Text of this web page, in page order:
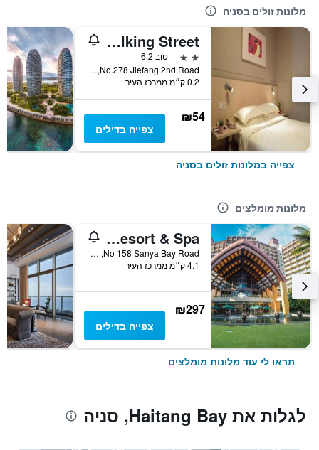
מלונות זולים בסניה
City Comfort Inn Sanya Bay Walking Street
2 כוכבים
טוב 6.2
No.278 Jiefang 2nd Road, סניה, סין
0.2 ק״מ ממרכז העיר
₪54
צפייה בדילים
צפייה במלונות זולים בסניה
מלונות מומלצים
Pullman Oceanview Sanya Bay Resort & Spa
No 158 Sanya Bay Road, סניה, סין
4.1 ק״מ ממרכז העיר
₪297
צפייה בדילים
תראו לי עוד מלונות מומלצים
לגלות את Haitang Bay, סניה